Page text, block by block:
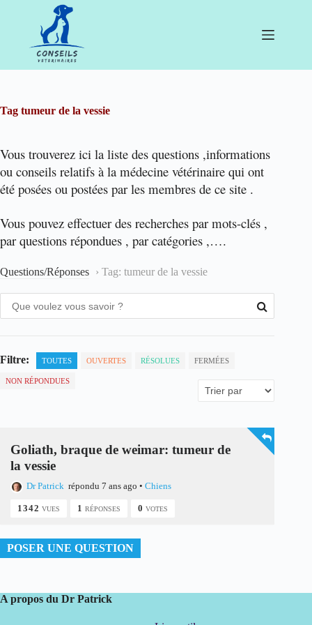
Tag tumeur de la vessie
Vous trouverez ici la liste des questions ,informations
ou conseils relatifs à la médecine vétérinaire qui ont
été posées ou postées par les membres de ce site .
Vous pouvez effectuer des recherches par mots-clés ,
par questions répondues , par catégories ,….
Questions/Réponses › Tag: tumeur de la vessie
Filtre: TOUTES OUVERTES RÉSOLUES FERMÉES
NON RÉPONDUES
Goliath, braque de weimar: tumeur de
la vessie
Dr Patrick répondu 7 ans ago • Chiens
1342 VUES 1 RÉPONSES 0 VOTES
POSER UNE QUESTION
A propos du Dr Patrick